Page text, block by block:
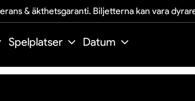
& äkthetsgaranti. Biljetterna kan vara
Spelplatser Datum